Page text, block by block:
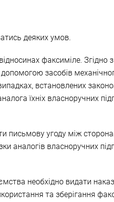
деяких умов.
факсиміле. Згідно
засобів
встановлених
їхніх власноручних
письмову угоду між
аналогів власноручних
необхідно видати
та зберігання